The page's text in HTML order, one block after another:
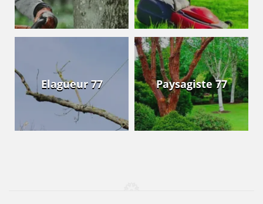
Elagueur 77 Paysagiste 77